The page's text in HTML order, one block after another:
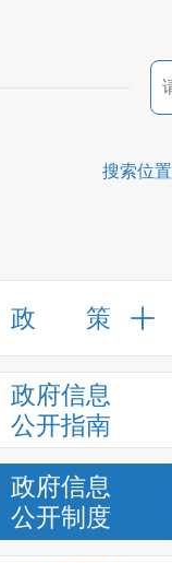
搜索位置
政 策
政府信息
公开指南
政府信息
公开制度